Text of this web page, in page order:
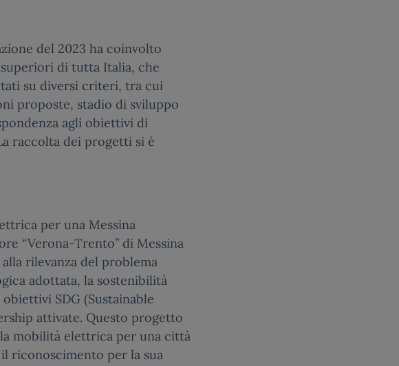
del 2023 ha coinvolto
di tutta Italia, che
su diversi criteri, tra cui
proposte, stadio di sviluppo
agli obiettivi di
raccolta dei progetti si è
per una Messina
“Verona-Trento” di Messina
rilevanza del problema
adottata, la sostenibilità
SDG (Sustainable
attivate. Questo progetto
mobilità elettrica per una città
riconoscimento per la sua